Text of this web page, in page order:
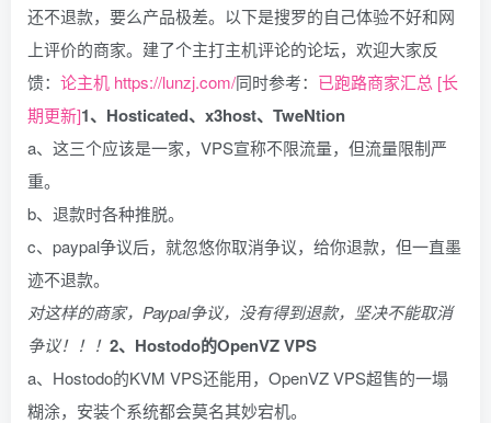
还不退款，要么产品极差。以下是搜罗的自己体验不好和网
上评价的商家。建了个主打主机评论的论坛，欢迎大家反
馈： 论主机 https://lunzj.com/同时参考： 已跑路商家汇总 [长
期更新]1、Hosticated、x3host、TweNtion
a、这三个应该是一家，VPS宣称不限流量，但流量限制严
重。
b、退款时各种推脱。
c、paypal争议后，就忽悠你取消争议，给你退款，但一直墨
迹不退款。
对这样的商家，Paypal争议，没有得到退款，坚决不能取消
争议！！！ 2、Hostodo的OpenVZ VPS
a、Hostodo的KVM VPS还能用，OpenVZ VPS超售的一塌
糊涂，安装个系统都会莫名其妙宕机。